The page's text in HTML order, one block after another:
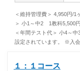
＜維持管理費＞ 4,950円/1
＞ 小1～中2 1教科5,500
＜年間テスト代＞ 小4～
設定されています。 ※入
１：１コース